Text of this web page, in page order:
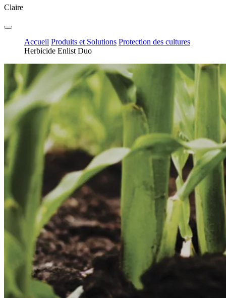
Claire
Accueil Produits et Solutions Protection des cultures
Herbicide Enlist Duo